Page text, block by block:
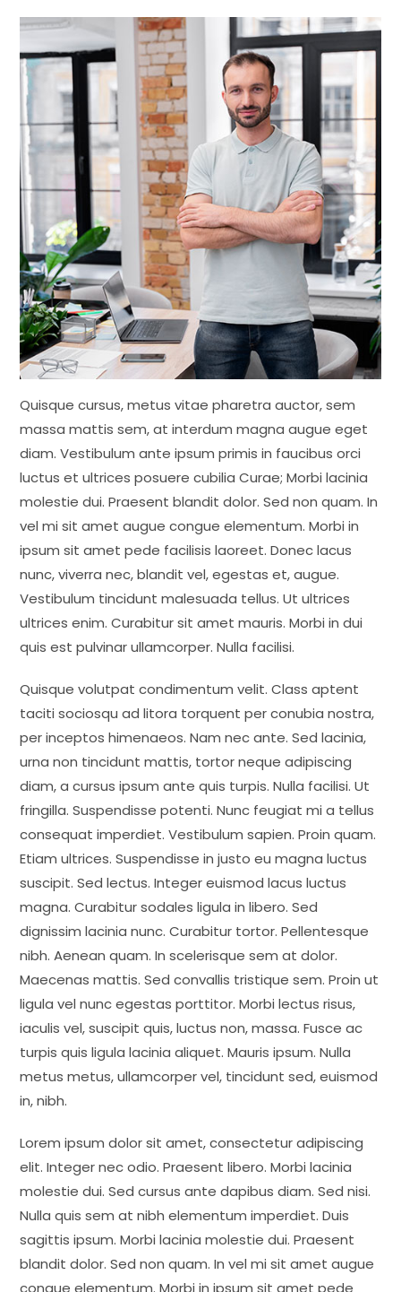
Quisque cursus, metus vitae pharetra auctor, sem
massa mattis sem, at interdum magna augue eget
diam. Vestibulum ante ipsum primis in faucibus orci
luctus et ultrices posuere cubilia Curae; Morbi lacinia
molestie dui. Praesent blandit dolor. Sed non quam. In
vel mi sit amet augue congue elementum. Morbi in
ipsum sit amet pede facilisis laoreet. Donec lacus
nunc, viverra nec, blandit vel, egestas et, augue.
Vestibulum tincidunt malesuada tellus. Ut ultrices
ultrices enim. Curabitur sit amet mauris. Morbi in dui
quis est pulvinar ullamcorper. Nulla facilisi.
Quisque volutpat condimentum velit. Class aptent
taciti sociosqu ad litora torquent per conubia nostra,
per inceptos himenaeos. Nam nec ante. Sed lacinia,
urna non tincidunt mattis, tortor neque adipiscing
diam, a cursus ipsum ante quis turpis. Nulla facilisi. Ut
fringilla. Suspendisse potenti. Nunc feugiat mi a tellus
consequat imperdiet. Vestibulum sapien. Proin quam.
Etiam ultrices. Suspendisse in justo eu magna luctus
suscipit. Sed lectus. Integer euismod lacus luctus
magna. Curabitur sodales ligula in libero. Sed
dignissim lacinia nunc. Curabitur tortor. Pellentesque
nibh. Aenean quam. In scelerisque sem at dolor.
Maecenas mattis. Sed convallis tristique sem. Proin ut
ligula vel nunc egestas porttitor. Morbi lectus risus,
iaculis vel, suscipit quis, luctus non, massa. Fusce ac
turpis quis ligula lacinia aliquet. Mauris ipsum. Nulla
metus metus, ullamcorper vel, tincidunt sed, euismod
in, nibh.
Lorem ipsum dolor sit amet, consectetur adipiscing
elit. Integer nec odio. Praesent libero. Morbi lacinia
molestie dui. Sed cursus ante dapibus diam. Sed nisi.
Nulla quis sem at nibh elementum imperdiet. Duis
sagittis ipsum. Morbi lacinia molestie dui. Praesent
blandit dolor. Sed non quam. In vel mi sit amet augue
congue elementum. Morbi in ipsum sit amet pede